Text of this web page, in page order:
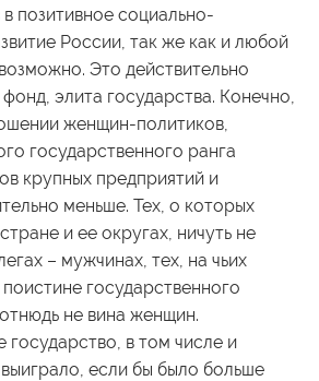
позитивное социально-
России, так же как и любой
Это действительно
элита государства. Конечно,
женщин-политиков,
государственного ранга
крупных предприятий и
меньше. Тех, о которых
и ее округах, ничуть не
– мужчинах, тех, на чьих
государственного
не вина женщин.
государство, в том числе и
если бы было больше